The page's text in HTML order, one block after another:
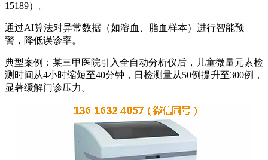
15189）。
通过AI算法对异常数据（如溶血、脂血样本）进行智能预
警，降低误诊率。
典型案例：某三甲医院引入全自动分析仪后，儿童微量元素检
测时间从4小时缩短至40分钟，日检测量从50例提升至300例，
显著缓解门诊压力。